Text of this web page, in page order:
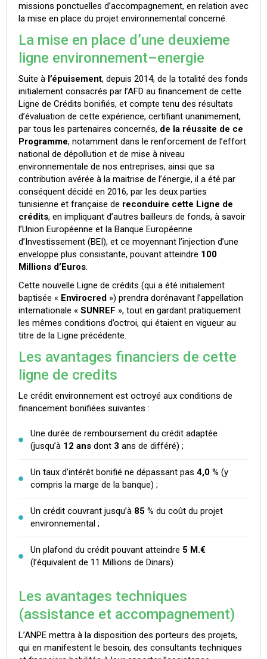
missions ponctuelles d’accompagnement, en relation avec
la mise en place du projet environnemental concerné.
La mise en place d’une deuxieme
ligne environnement–energie
Suite à l’épuisement, depuis 2014, de la totalité des fonds
initialement consacrés par l’AFD au financement de cette
Ligne de Crédits bonifiés, et compte tenu des résultats
d’évaluation de cette expérience, certifiant unanimement,
par tous les partenaires concernés, de la réussite de ce
Programme, notamment dans le renforcement de l’effort
national de dépollution et de mise à niveau
environnementale de nos entreprises, ainsi que sa
contribution avérée à la maitrise de l’énergie, il a été par
conséquent décidé en 2016, par les deux parties
tunisienne et française de reconduire cette Ligne de
crédits, en impliquant d’autres bailleurs de fonds, à savoir
l’Union Européenne et la Banque Européenne
d’Investissement (BEI), et ce moyennant l’injection d’une
enveloppe plus consistante, pouvant atteindre 100
Millions d’Euros.
Cette nouvelle Ligne de crédits (qui a été initialement
baptisée « Envirocred ») prendra dorénavant l’appellation
internationale « SUNREF », tout en gardant pratiquement
les mêmes conditions d’octroi, qui étaient en vigueur au
titre de la Ligne précédente.
Les avantages financiers de cette
ligne de credits
Le crédit environnement est octroyé aux conditions de
financement bonifiées suivantes :
Une durée de remboursement du crédit adaptée
(jusqu’à 12 ans dont 3 ans de différé) ;
Un taux d’intérêt bonifié ne dépassant pas 4,0 % (y
compris la marge de la banque) ;
Un crédit couvrant jusqu’à 85 % du coût du projet
environnemental ;
Un plafond du crédit pouvant atteindre 5 M.€
(l’équivalent de 11 Millions de Dinars).
Les avantages techniques
(assistance et accompagnement)
L’ANPE mettra à la disposition des porteurs des projets,
qui en manifestent le besoin, des consultants techniques